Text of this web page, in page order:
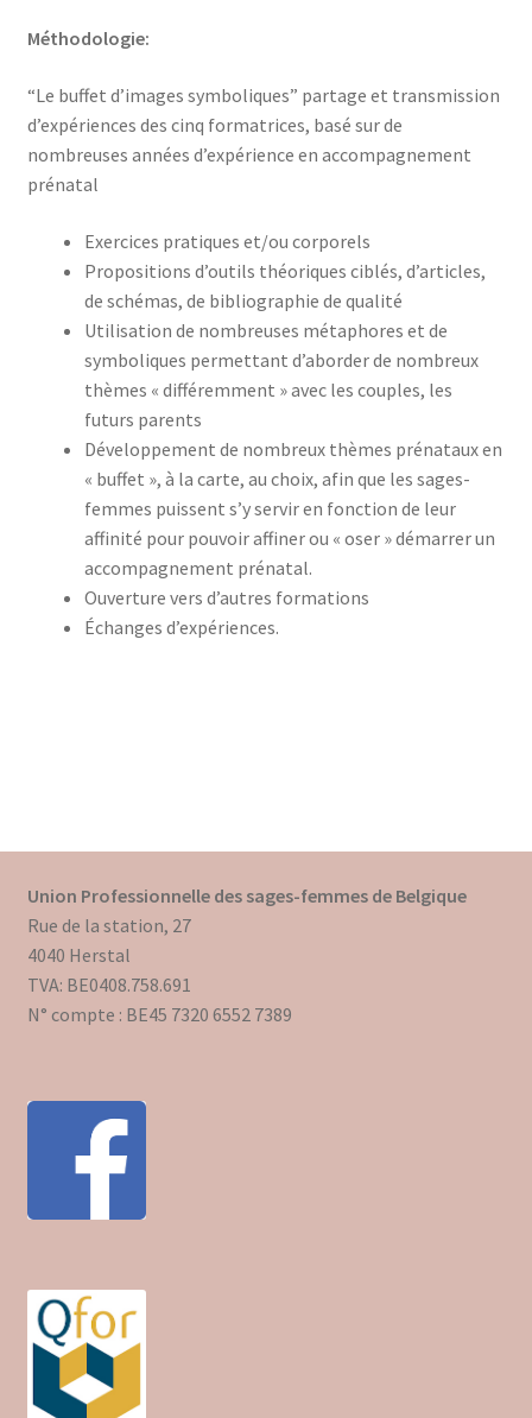
Méthodologie:
“Le buffet d’images symboliques” partage et transmission
d’expériences des cinq formatrices, basé sur de
nombreuses années d’expérience en accompagnement
prénatal
Exercices pratiques et/ou corporels
Propositions d’outils théoriques ciblés, d’articles,
de schémas, de bibliographie de qualité
Utilisation de nombreuses métaphores et de
symboliques permettant d’aborder de nombreux
thèmes « différemment » avec les couples, les
futurs parents
Développement de nombreux thèmes prénataux en
« buffet », à la carte, au choix, afin que les sages-
femmes puissent s’y servir en fonction de leur
affinité pour pouvoir affiner ou « oser » démarrer un
accompagnement prénatal.
Ouverture vers d’autres formations
Échanges d’expériences.
Union Professionnelle des sages-femmes de Belgique
Rue de la station, 27
4040 Herstal
TVA: BE0408.758.691
N° compte : BE45 7320 6552 7389